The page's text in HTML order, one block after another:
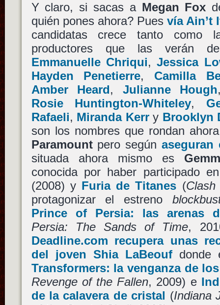
Y claro, si sacas a Megan Fox
quién pones ahora? Pues vía Ain’t
candidatas crece tanto como
productores que las verán
Emmanuelle Chriqui,Jessica
Hayden Penetierre, Camilla
Amber Heard, Julianne Hough
Rosie Huntington-Whiteley,
Rafaeli, Miranda Kerry Brooklyn
son los nombres que rondan
Paramountpero segúnaseguran
situada ahora mismo es
conocida por haber participado
(2008) y Furia de Titanes (
protagonizar el estreno
Prince of Persia: las arenas
Persia: The Sands of Time,
Deadline.com recupera unas
del joven Shia LaBeoufdonde
Transformers: la venganza de
Revenge of the Fallen, 2009) e
de la calavera de cristal (Indiana